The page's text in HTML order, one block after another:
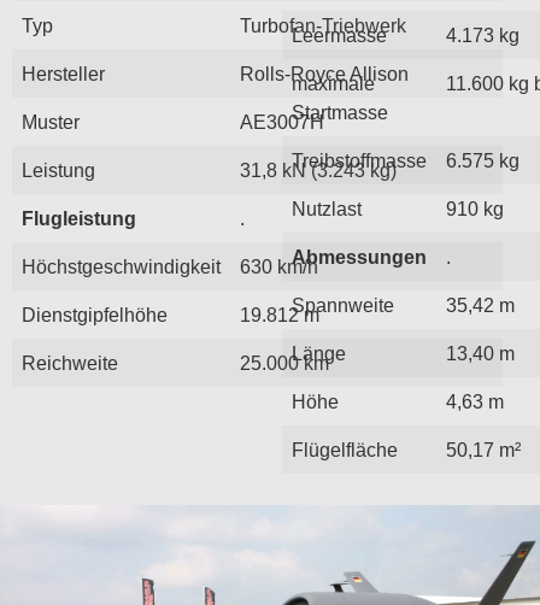
Typ Turbofan-Triebwerk
Hersteller Rolls-Royce Allison
Muster AE3007H
Leistung 31,8 kN (3.243 kg)
Flugleistung .
Höchstgeschwindigkeit 630 km/h
Dienstgipfelhöhe 19.812 m
Reichweite 25.000 km
Leermasse 4.173 kg
maximale
Startmasse
11.600 kg
Treibstoffmasse 6.575 kg
Nutzlast 910 kg
Abmessungen .
Spannweite 35,42 m
Länge 13,40 m
Höhe 4,63 m
Flügelfläche 50,17 m²